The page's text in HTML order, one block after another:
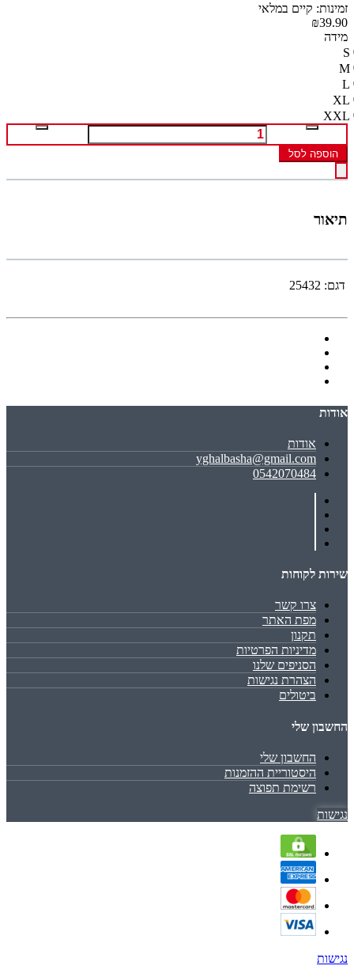
זמינות: קיים במלאי
₪39.90
מידה
S
M
L
XL
XXL
הוספה לסל
תיאור
דגם: 25432
אודות
אודות
yghalbasha@gmail.com
0542070484
שירות לקוחות
צרו קשר
מפת האתר
תקנון
מדיניות הפרטיות
הסניפים שלנו
הצהרת נגישות
ביטולים
החשבון שלי
החשבון שלי
היסטוריית ההזמנות
רשימת תפוצה
נגישות
נגישות